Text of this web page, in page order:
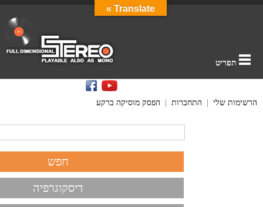
תפריט
הרשימות שלי התחברות הפסק מוסיקה ברקע
דיסקוגרפיה
Translate »